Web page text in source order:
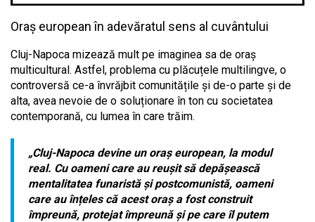
Oraș european în adevăratul sens al cuvântului
Cluj-Napoca mizează mult pe imaginea sa de oraș
multicultural. Astfel, problema cu plăcuțele multilingve, o
controversă ce-a învrăjbit comunitățile și de-o parte și de
alta, avea nevoie de o soluționare în ton cu societatea
contemporană, cu lumea în care trăim.
„Cluj-Napoca devine un oraș european, la modul
real. Cu oameni care au reușit să depășească
mentalitatea funaristă și postcomunistă, oameni
care au înțeles că acest oraș a fost construit
împreună, protejat împreună și pe care îl putem